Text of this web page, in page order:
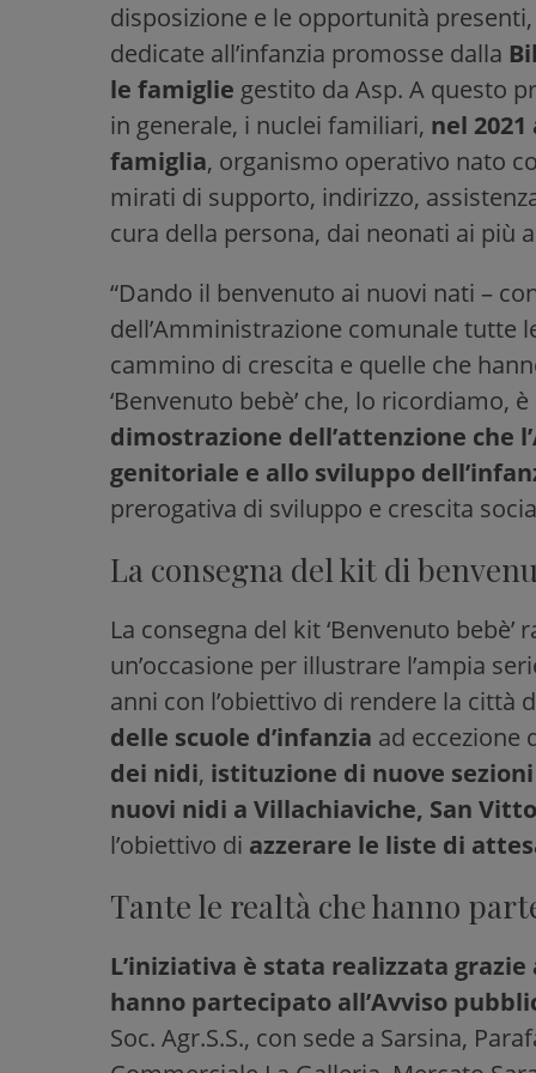
disposizione e le opportunità
dedicate all’infanzia promosse dalla
le famiglie gestito da Asp. A questo
in generale, i nuclei familiari, nel
famiglia, organismo operativo nato
mirati di supporto, indirizzo,
cura della persona, dai neonati ai più
“Dando il benvenuto ai nuovi nati –
dell’Amministrazione comunale tutte
cammino di crescita e quelle che
‘Benvenuto bebè’ che, lo ricordiamo, è
dimostrazione dell’attenzione che
genitoriale e allo sviluppo
prerogativa di sviluppo e crescita
La consegna del kit di
La consegna del kit ‘Benvenuto
un’occasione per illustrare l’ampia
anni con l’obiettivo di rendere la città
delle scuole d’infanzia ad eccezione
dei nidi, istituzione di nuove sezioni
nuovi nidi a Villachiaviche, San
l’obiettivo di azzerare le liste di
Tante le realtà che hanno
L’iniziativa è stata realizzata
hanno partecipato all’Avviso
Soc. Agr.S.S., con sede a Sarsina,